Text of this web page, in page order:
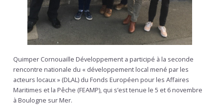
Quimper Cornouaille Développement a participé à la seconde
rencontre nationale du « développement local mené par les
acteurs locaux » (DLAL) du Fonds Européen pour les Affaires
Maritimes et la Pêche (FEAMP), qui s’est tenue le 5 et 6 novembre
à Boulogne sur Mer.